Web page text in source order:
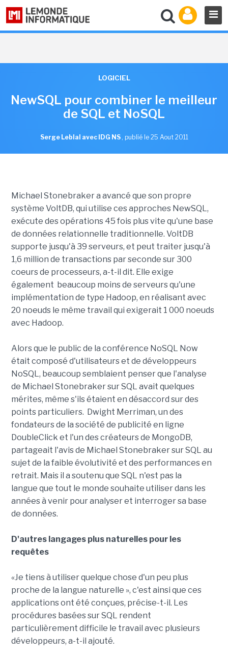
LOGICIEL
NewSQL pour combiner le meilleur
de SQL et NoSQL
Serge Leblal avec IDG NS , publié le 25 Aout 2011
Michael Stonebraker a avancé que son propre
système VoltDB, qui utilise ces approches NewSQL,
exécute des opérations 45 fois plus vite qu'une base
de données relationnelle traditionnelle. VoltDB
supporte jusqu'à 39 serveurs, et peut traiter jusqu'à
1,6 million de transactions par seconde sur 300
coeurs de processeurs, a-t-il dit. Elle exige
également beaucoup moins de serveurs qu'une
implémentation de type Hadoop, en réalisant avec
20 noeuds le même travail qui exigerait 1 000 noeuds
avec Hadoop.
Alors que le public de la conférence NoSQL Now
était composé d'utilisateurs et de développeurs
NoSQL, beaucoup semblaient penser que l'analyse
de Michael Stonebraker sur SQL avait quelques
mérites, même s'ils étaient en désaccord sur des
points particuliers. Dwight Merriman, un des
fondateurs de la société de publicité en ligne
DoubleClick et l'un des créateurs de MongoDB,
partageait l'avis de Michael Stonebraker sur SQL au
sujet de la faible évolutivité et des performances en
retrait. Mais il a soutenu que SQL n'est pas la
langue que tout le monde souhaite utiliser dans les
années à venir pour analyser et interroger sa base
de données.
D'autres langages plus naturelles pour les
requêtes
«Je tiens à utiliser quelque chose d'un peu plus
proche de la langue naturelle », c'est ainsi que ces
applications ont été conçues, précise-t-il. Les
procédures basées sur SQL rendent
particulièrement difficile le travail avec plusieurs
développeurs, a-t-il ajouté.